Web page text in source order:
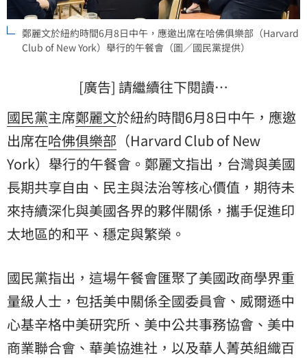
鄭麗文於紐約時間6月8日中午，應邀出席在哈佛俱樂部（Harvard
Club of New York）舉行的午餐會（圖／國民黨提供）
[廣告] 請繼續往下閱讀…
國民黨主席鄭麗文於紐約時間6月8日中午，應邀
出席在哈佛俱樂部 （Harvard Club of New
York）舉行的午餐會。鄭麗文指出，台灣與美國
長期共享自由、民主與法治等核心價值，期待未
來持續深化與美國各界的夥伴關係，攜手促進印
太地區的和平、穩定與繁榮。
國民黨指出，這場午餐會匯聚了美國政商學界重
量級人士，包括美中關係全國委員會、威爾遜中
心基辛格中美研究所、美中公共事務協會、美中
商業聯合會、華美協進社，以及華人菁英組織百